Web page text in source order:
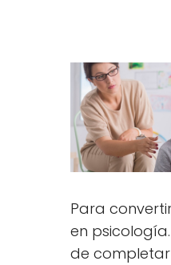
Para
en
de completar